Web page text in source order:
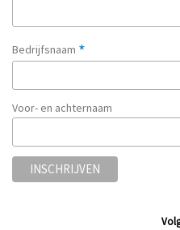
Bedrijfsnaam *
Voor- en achternaam